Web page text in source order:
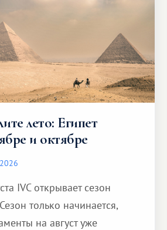
лето: Египет
и октябре
IVC открывает сезон
только начинается,
на август уже